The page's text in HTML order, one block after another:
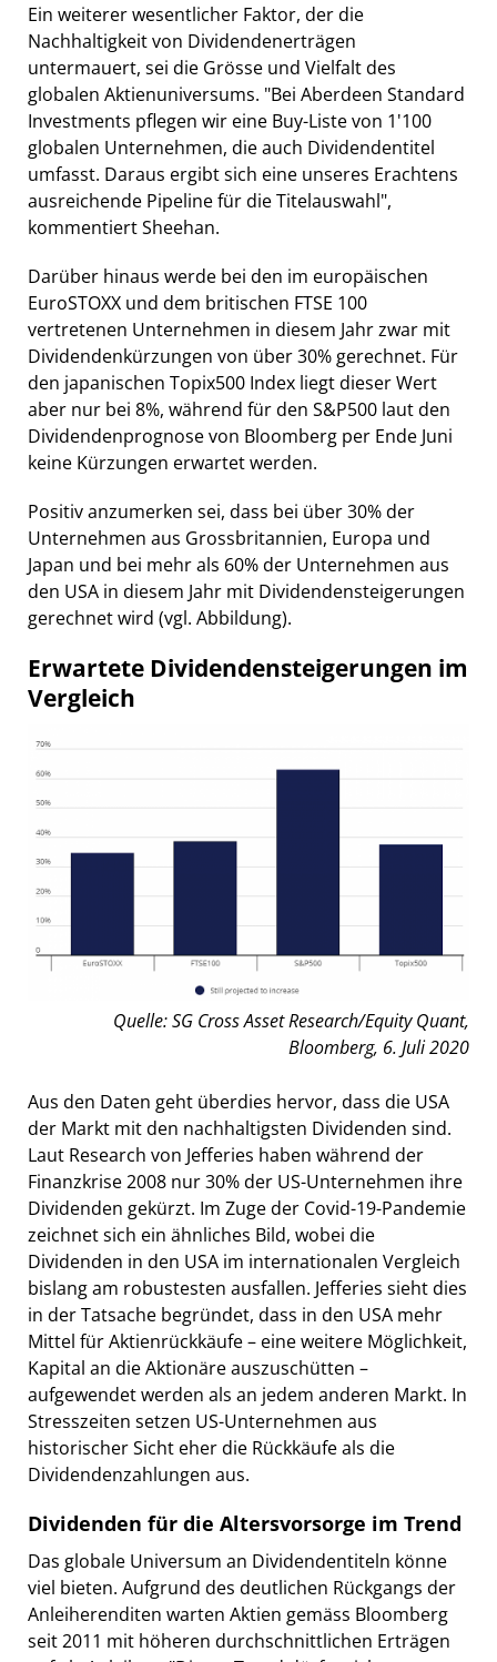
Ein weiterer wesentlicher Faktor, der die
Nachhaltigkeit von Dividendenerträgen
untermauert, sei die Grösse und Vielfalt des
globalen Aktienuniversums. "Bei Aberdeen Standard
Investments pflegen wir eine Buy-Liste von 1'100
globalen Unternehmen, die auch Dividendentitel
umfasst. Daraus ergibt sich eine unseres Erachtens
ausreichende Pipeline für die Titelauswahl",
kommentiert Sheehan.
Darüber hinaus werde bei den im europäischen
EuroSTOXX und dem britischen FTSE 100
vertretenen Unternehmen in diesem Jahr zwar mit
Dividendenkürzungen von über 30% gerechnet. Für
den japanischen Topix500 Index liegt dieser Wert
aber nur bei 8%, während für den S&P500 laut den
Dividendenprognose von Bloomberg per Ende Juni
keine Kürzungen erwartet werden.
Positiv anzumerken sei, dass bei über 30% der
Unternehmen aus Grossbritannien, Europa und
Japan und bei mehr als 60% der Unternehmen aus
den USA in diesem Jahr mit Dividendensteigerungen
gerechnet wird (vgl. Abbildung).
Erwartete Dividendensteigerungen im
Vergleich
Quelle: SG Cross Asset Research/Equity Quant,
Bloomberg, 6. Juli 2020
Aus den Daten geht überdies hervor, dass die USA
der Markt mit den nachhaltigsten Dividenden sind.
Laut Research von Jefferies haben während der
Finanzkrise 2008 nur 30% der US-Unternehmen ihre
Dividenden gekürzt. Im Zuge der Covid-19-Pandemie
zeichnet sich ein ähnliches Bild, wobei die
Dividenden in den USA im internationalen Vergleich
bislang am robustesten ausfallen. Jefferies sieht dies
in der Tatsache begründet, dass in den USA mehr
Mittel für Aktienrückkäufe – eine weitere Möglichkeit,
Kapital an die Aktionäre auszuschütten –
aufgewendet werden als an jedem anderen Markt. In
Stresszeiten setzen US-Unternehmen aus
historischer Sicht eher die Rückkäufe als die
Dividendenzahlungen aus.
Dividenden für die Altersvorsorge im Trend
Das globale Universum an Dividendentiteln könne
viel bieten. Aufgrund des deutlichen Rückgangs der
Anleiherenditen warten Aktien gemäss Bloomberg
seit 2011 mit höheren durchschnittlichen Erträgen